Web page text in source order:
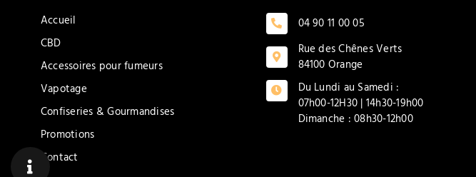
Accueil
CBD
Accessoires pour fumeurs
Vapotage
Confiseries & Gourmandises
Promotions
Contact
04 90 11 00 05
Rue des Chênes Verts
84100 Orange
Du Lundi au Samedi :
07h00-12H30 | 14h30-19h00
Dimanche : 08h30-12h00